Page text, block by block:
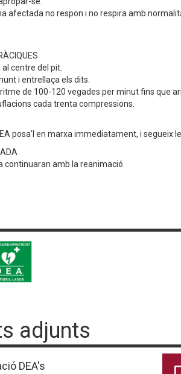
afectada no respon i no respira amb
al centre del pit.
i entrellaça els dits.
de 100-120 vegades per minut fins que
cada trenta compressions.
posa’l en marxa immediatament, i segueix
continuaran amb la reanimació
adjunts
DEA's